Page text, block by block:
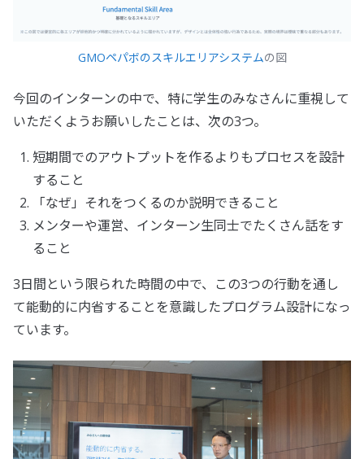
GMOペパボのスキルエリアシステムの図
今回のインターンの中で、特に学生のみなさんに重視して
いただくようお願いしたことは、次の3つ。
短期間でのアウトプットを作るよりもプロセスを設計
すること
「なぜ」それをつくるのか説明できること
メンターや運営、インターン生同士でたくさん話をす
ること
3日間という限られた時間の中で、この3つの行動を通し
て能動的に内省することを意識したプログラム設計になっ
ています。